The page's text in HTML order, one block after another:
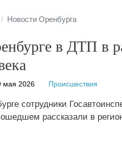
Новости Оренбурга
в ДТП в
мая 2026 Происшествия
сотрудники
рассказали в